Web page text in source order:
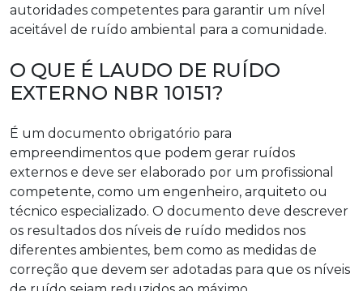
autoridades competentes para garantir um nível
aceitável de ruído ambiental para a comunidade.
O QUE É LAUDO DE RUÍDO
EXTERNO NBR 10151?
É um documento obrigatório para
empreendimentos que podem gerar ruídos
externos e deve ser elaborado por um profissional
competente, como um engenheiro, arquiteto ou
técnico especializado. O documento deve descrever
os resultados dos níveis de ruído medidos nos
diferentes ambientes, bem como as medidas de
correção que devem ser adotadas para que os níveis